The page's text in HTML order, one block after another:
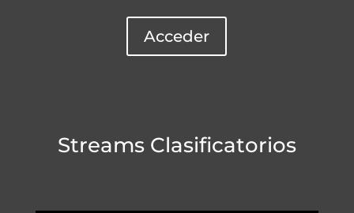
Acceder
Streams Clasificatorios